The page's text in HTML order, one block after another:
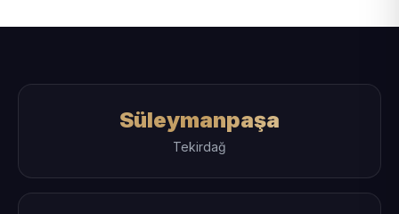
Süleymanpaşa
Tekirdağ